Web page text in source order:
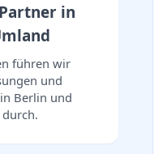
in
führen wir
und
Berlin und